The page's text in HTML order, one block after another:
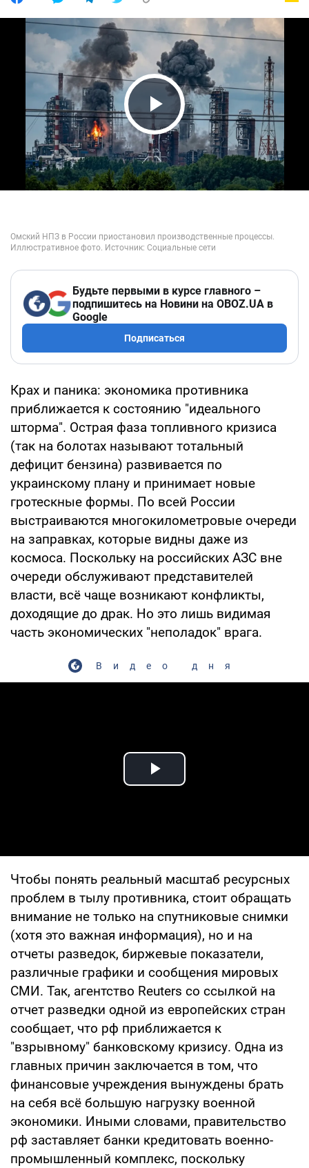
Play Video
Будьте первыми в курсе главного –
подпишитесь на Новини на OBOZ.UA в
Google
Подписаться
Крах и паника: экономика противника
приближается к состоянию "идеального
шторма". Острая фаза топливного кризиса
(так на болотах называют тотальный
дефицит бензина) развивается по
украинскому плану и принимает новые
гротескные формы. По всей России
выстраиваются многокилометровые очереди
на заправках, которые видны даже из
космоса. Поскольку на российских АЗС вне
очереди обслуживают представителей
власти, всё чаще возникают конфликты,
доходящие до драк. Но это лишь видимая
часть экономических "неполадок" врага.
Видео дня
Play Video
Чтобы понять реальный масштаб ресурсных
проблем в тылу противника, стоит обращать
внимание не только на спутниковые снимки
(хотя это важная информация), но и на
отчеты разведок, биржевые показатели,
различные графики и сообщения мировых
СМИ. Так, агентство Reuters со ссылкой на
отчет разведки одной из европейских стран
сообщает, что рф приближается к
"взрывному" банковскому кризису. Одна из
главных причин заключается в том, что
финансовые учреждения вынуждены брать
на себя всё большую нагрузку военной
экономики. Иными словами, правительство
рф заставляет банки кредитовать военно-
промышленный комплекс, поскольку